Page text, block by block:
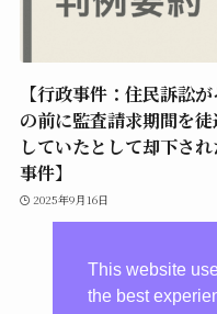
【行政事件：住民訴訟
の前に監査請求期間を
していたとして却下され
事件】
2025年9月16日
This website
the best